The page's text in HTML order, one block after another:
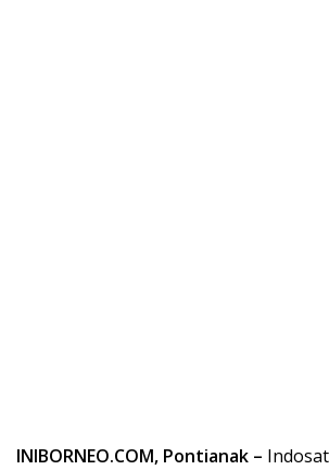
INIBORNEO.COM, Pontianak –